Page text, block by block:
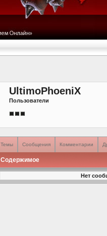
UltimoPhoeniX
Пользователи
Темы Сообщения Комментарии
Содержимое
Нет